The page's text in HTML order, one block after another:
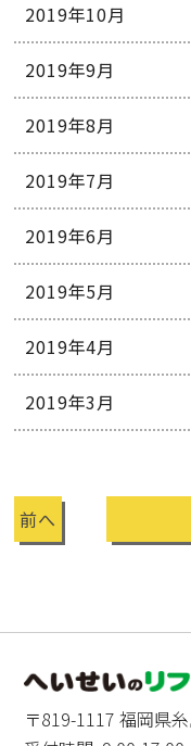
2019年10月
2019年9月
2019年8月
2019年7月
2019年6月
2019年5月
2019年4月
2019年3月
前へ
〒819-1117 福岡県